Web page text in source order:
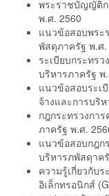
พระราชบัญญัติก
พ.ศ. 2560
แนวข้อสอบพระ
พัสดุภาครัฐ พ.ศ.
ระเบียบกระทร
บริหารภาครัฐ พ
แนวข้อสอบระเ
จ้างและการบริ
กฎกระทรวงกา
ภาครัฐ พ.ศ.
แนวข้อสอบกฎก
บริหารภพัสดุาค
ความรู้เกี่ยวกับ
อิเล็กทรอนิกส์